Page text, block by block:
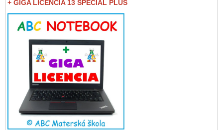
+ GIGA LICENCIA 13 SPECIAL PLUS